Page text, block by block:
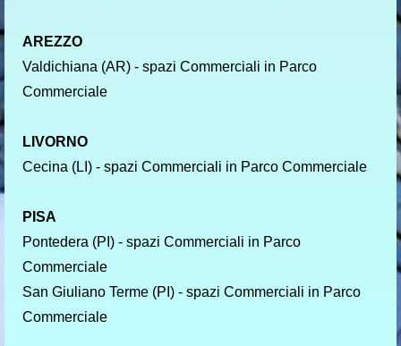
AREZZO
Valdichiana (AR) - spazi Commerciali in Parco
Commerciale
LIVORNO
Cecina (LI) - spazi Commerciali in Parco Commerciale
PISA
Pontedera (PI) - spazi Commerciali in Parco
Commerciale
San Giuliano Terme (PI) - spazi Commerciali in Parco
Commerciale